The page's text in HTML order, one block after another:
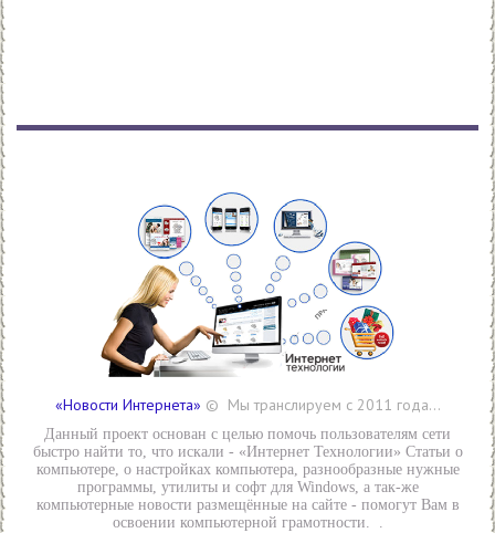
«Новости Интернета» © Мы транслируем с 2011 года...
Данный проект основан с целью помочь пользователям сети
быстро найти то, что искали - «Интернет Технологии» Статьи о
компьютере, о настройках компьютера, разнообразные нужные
программы, утилиты и софт для Windows, а так-же
компьютерные новости размещённые на сайте - помогут Вам в
освоении компьютерной грамотности. .